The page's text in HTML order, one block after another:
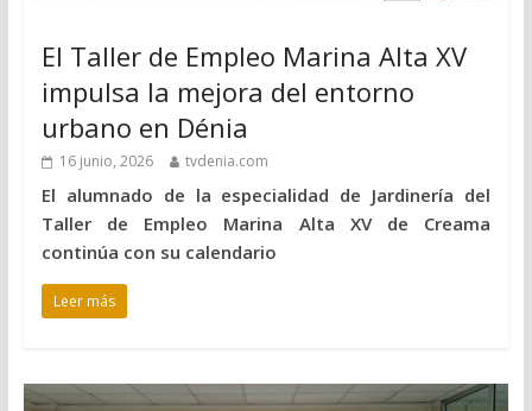
El Taller de Empleo Marina Alta XV
impulsa la mejora del entorno
urbano en Dénia
16 junio, 2026 tvdenia.com
El alumnado de la especialidad de Jardinería del
Taller de Empleo Marina Alta XV de Creama
continúa con su calendario
Leer más